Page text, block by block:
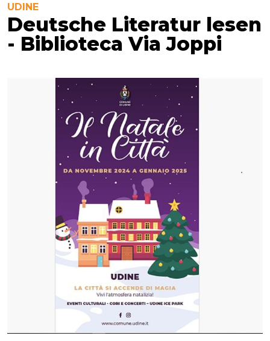
UDINE
Deutsche Literatur lesen
- Biblioteca Via Joppi